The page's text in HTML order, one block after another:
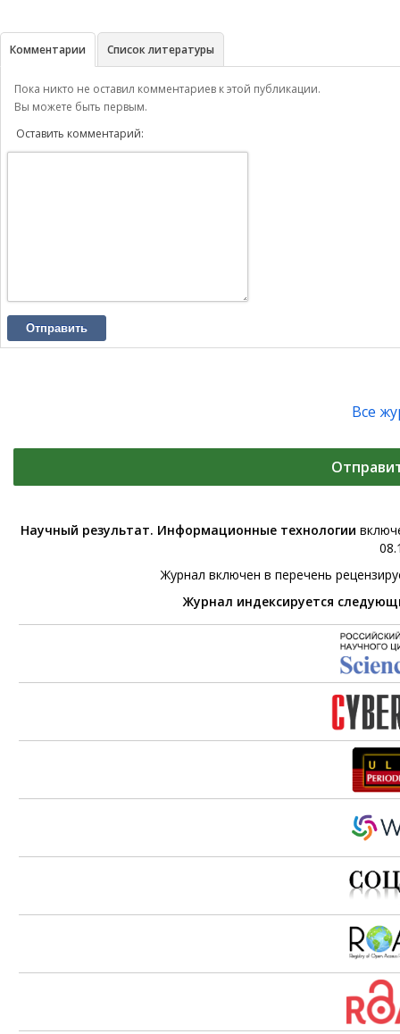
Комментарии Список литературы
Пока никто не оставил комментариев к этой публикации.
Вы можете быть первым.
Оставить комментарий:
Отправить
Все
Научный результат. Информационные технологии
Журнал включен в перечень
Журнал индексируется